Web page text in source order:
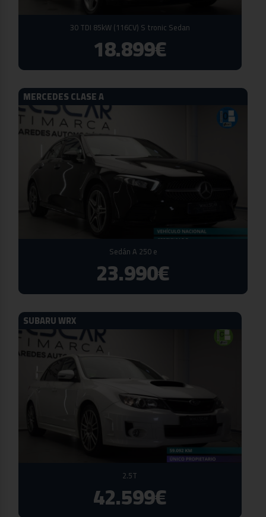
30 TDI 85kW (116CV) S tronic Sedan
18.899€
MERCEDES CLASE A
Sedán A 250 e
23.990€
SUBARU WRX
2.5T
42.599€